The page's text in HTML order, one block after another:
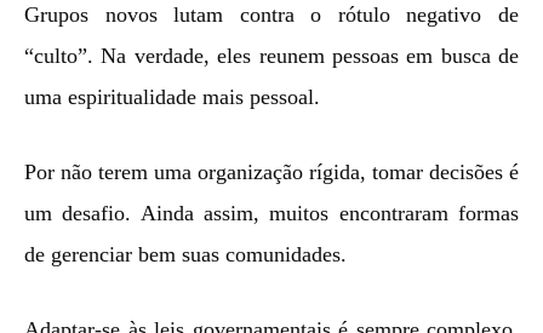
Grupos novos lutam contra o rótulo negativo de
“culto”. Na verdade, eles reunem pessoas em busca de
uma espiritualidade mais pessoal.
Por não terem uma organização rígida, tomar decisões é
um desafio. Ainda assim, muitos encontraram formas
de gerenciar bem suas comunidades.